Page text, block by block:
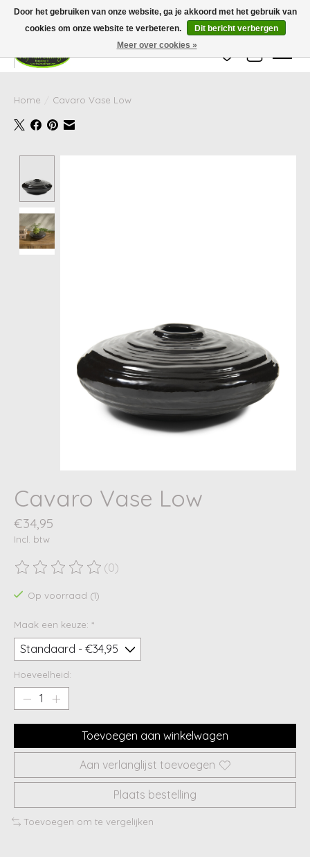
Wij zijn gesloten van 24 december tot en met 25 januari. Houd er rekening mee
dat de levertijd van uw bestelling in deze periode langer kan zijn dan
gebruikelijk.
Verlanglijst
Home Cavaro Vase Low
Cavaro Vase Low
€34,95
Incl. btw
De beoordeling van dit product is
(0)
Op voorraad (1)
Maak een keuze: *
Hoeveelheid:
Toevoegen aan winkelwagen
Aan verlanglijst toevoegen
Plaats bestelling
Toevoegen om te vergelijken
Door het gebruiken van onze website, ga je akkoord met het gebruik van
cookies om onze website te verbeteren.
Dit bericht verbergen
Meer over cookies »